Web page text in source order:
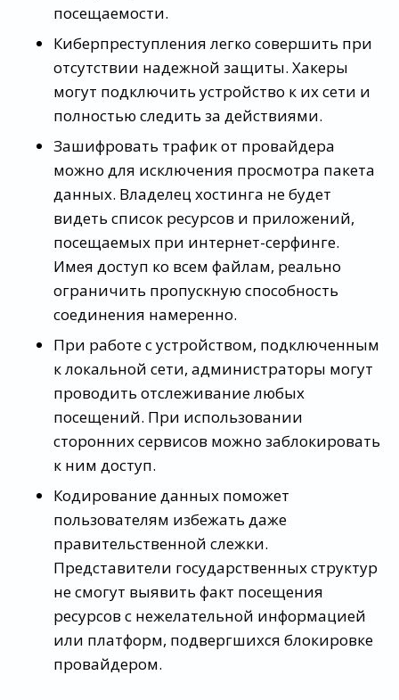
посещаемости.
Киберпреступления легко совершить при
отсутствии надежной защиты. Хакеры
могут подключить устройство к их сети и
полностью следить за действиями.
Зашифровать трафик от провайдера
можно для исключения просмотра пакета
данных. Владелец хостинга не будет
видеть список ресурсов и приложений,
посещаемых при интернет-серфинге.
Имея доступ ко всем файлам, реально
ограничить пропускную способность
соединения намеренно.
При работе с устройством, подключенным
к локальной сети, администраторы могут
проводить отслеживание любых
посещений. При использовании
сторонних сервисов можно заблокировать
к ним доступ.
Кодирование данных поможет
пользователям избежать даже
правительственной слежки.
Представители государственных структур
не смогут выявить факт посещения
ресурсов с нежелательной информацией
или платформ, подвергшихся блокировке
провайдером.